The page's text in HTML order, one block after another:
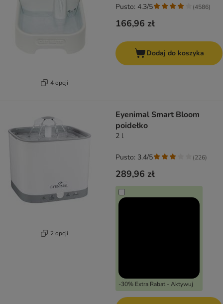
4 opcji
166,96 zł
Pusto: 4.3/5 (4586)
Dodaj do koszyka
2 opcji
Eyenimal Smart Bloom
poidełko
2 l
289,96 zł
-30% Extra Rabat - Aktywuj
Pusto: 3.4/5 (226)